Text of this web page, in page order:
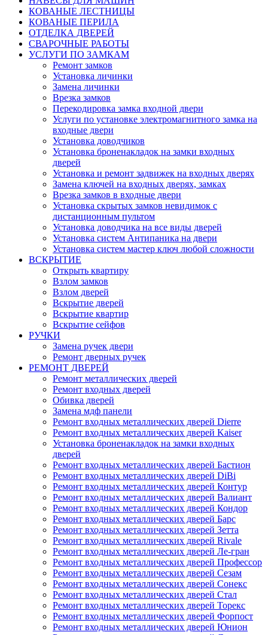
КОВАНЫЕ ЛЕСТНИЦЫ
КОВАНЫЕ ПЕРИЛА
ОТДЕЛКА ДВЕРЕЙ
СВАРОЧНЫЕ РАБОТЫ
УСЛУГИ ПО ЗАМКАМ
Ремонт замков
Установка личинки
Замена личинки
Врезка замков
Перекодировка замка входной двери
Услуги по установке электромагнитного замка на
входные двери
Установка доводчиков
Установка броненакладок на замки входных
дверей
Установка и ремонт задвижек на входных дверях
Замена ключей на входных дверях, замках
Врезка замков в входные двери
Установка скрытых замков невидимок с
дистанционным пультом
Установка доводчика на все виды дверей
Установка систем Антипаника на двери
Установка систем мастер ключ любой сложности
ВСКРЫТИЕ
Открыть квартиру
Взлом замков
Взлом дверей
Вскрытие дверей
Вскрытие квартир
Вскрытие сейфов
РУЧКИ
Замена ручек двери
Ремонт дверных ручек
РЕМОНТ ДВЕРЕЙ
Ремонт металлических дверей
Ремонт входных дверей
Обивка дверей
Замена мдф панели
Ремонт входных металлических дверей Dierre
Ремонт входных металлических дверей Kaiser
Установка броненакладок на замки входных
дверей
Ремонт входных металлических дверей Бастион
Ремонт входных металлических дверей DiBi
Ремонт входных металлических дверей Контур
Ремонт входных металлических дверей Валиант
Ремонт входных металлических дверей Кондор
Ремонт входных металлических дверей Барс
Ремонт входных металлических дверей Зетта
Ремонт входных металлических дверей Rivale
Ремонт входных металлических дверей Ле-гран
Ремонт входных металлических дверей Профессор
Ремонт входных металлических дверей Сезам
Ремонт входных металлических дверей Сонекс
Ремонт входных металлических дверей Стал
Ремонт входных металлических дверей Торекс
Ремонт входных металлических дверей Форпост
Ремонт входных металлических дверей Юнион